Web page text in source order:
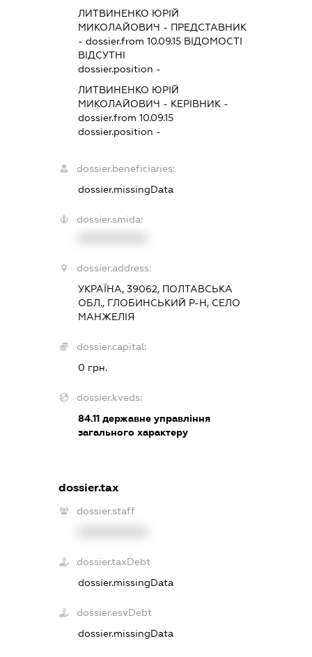
ЛИТВИНЕНКО ЮРІЙ
МИКОЛАЙОВИЧ - ПРЕДСТАВНИК
- dossier.from 10.09.15ВІДОМОСТІ
ВІДСУТНІ
dossier.position -
ЛИТВИНЕНКО ЮРІЙ
МИКОЛАЙОВИЧ - КЕРІВНИК -
dossier.from 10.09.15
dossier.position -
dossier.beneficiaries:
dossier.missingData
dossier.smida:
dossier.address:
УКРАЇНА, 39062, ПОЛТАВСЬКА
ОБЛ., ГЛОБИНСЬКИЙ Р-Н, СЕЛО
МАНЖЕЛІЯ
dossier.capital:
0 грн.
dossier.kveds:
84.11державне управління
загального характеру
dossier.tax
dossier.staff
dossier.taxDebt
dossier.missingData
dossier.esvDebt
dossier.missingData